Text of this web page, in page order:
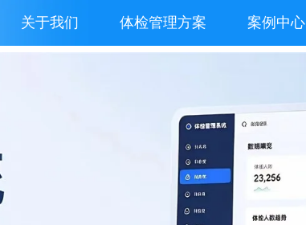
关于我们 体检管理方案 案例中心